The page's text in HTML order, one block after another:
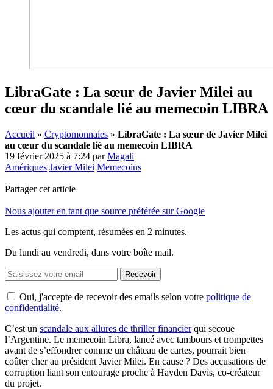
LibraGate : La sœur de Javier Milei au
cœur du scandale lié au memecoin LIBRA
Accueil » Cryptomonnaies » LibraGate : La sœur de Javier Milei
au cœur du scandale lié au memecoin LIBRA
19 février 2025 à 7:24 parMagali
Amériques Javier Milei Memecoins
Partager cet article
Nous ajouter en tant que source préférée sur Google
Les actus qui comptent, résumées en 2 minutes.
Du lundi au vendredi, dans votre boîte mail.
Recevoir
Oui, j'accepte de recevoir des emails selon votre politique de
confidentialité.
C’est un scandale aux allures de thriller financierqui secoue
l’Argentine. Le memecoin Libra, lancé avec tambours et trompettes
avant de s’effondrer comme un château de cartes, pourrait bien
coûter cher au président Javier Milei. En cause ? Des accusations de
corruption liant son entourage proche à Hayden Davis, co-créateur
du projet.